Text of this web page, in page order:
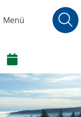
Menü